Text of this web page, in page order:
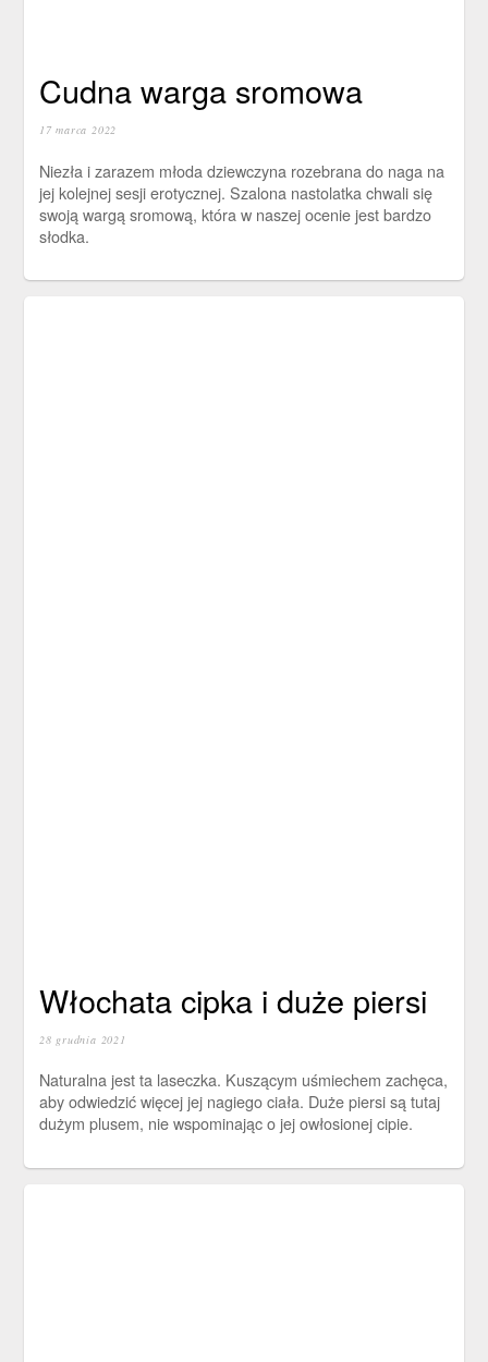
Cudna warga sromowa
17 marca 2022
Niezła i zarazem młoda dziewczyna rozebrana do naga na
jej kolejnej sesji erotycznej. Szalona nastolatka chwali się
swoją wargą sromową, która w naszej ocenie jest bardzo
słodka.
Włochata cipka i duże piersi
28 grudnia 2021
Naturalna jest ta laseczka. Kuszącym uśmiechem zachęca,
aby odwiedzić więcej jej nagiego ciała. Duże piersi są tutaj
dużym plusem, nie wspominając o jej owłosionej cipie.